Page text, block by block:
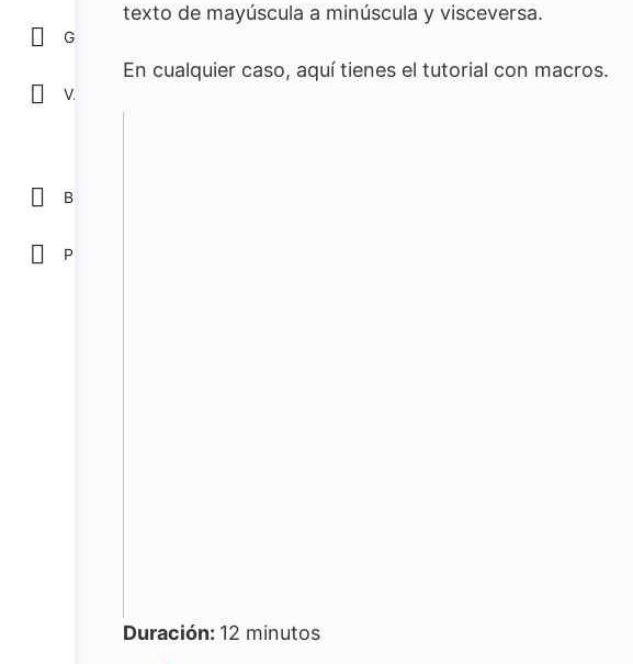
GOOGLE
Ver todos
Biblioteca
texto de mayúscula a minúscula y visceversa.
En cualquier caso, aquí tienes el tutorial con macros.
Duración: 12 minutos